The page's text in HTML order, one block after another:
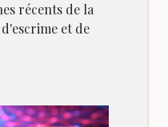
récents de la
et de